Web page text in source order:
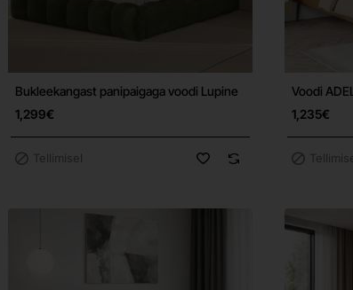
Tasuta tarne
Bukleekangast panipaigaga voodi Lupine
1,299€
Tellimisel
Voodi
1,235€